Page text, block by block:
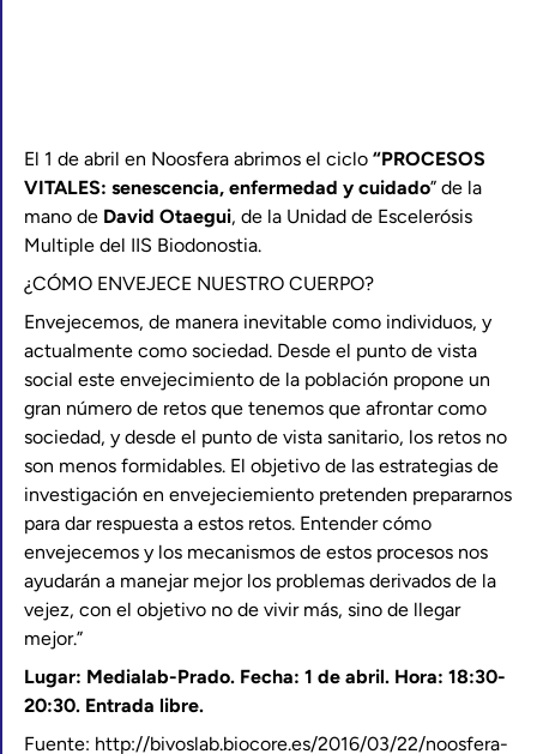
El 1 de abril en Noosfera abrimos el ciclo “PROCESOS
VITALES: senescencia, enfermedad y cuidado” de la
mano de David Otaegui, de la Unidad de Escelerósis
Multiple del IIS Biodonostia.
¿CÓMO ENVEJECE NUESTRO CUERPO?
Envejecemos, de manera inevitable como individuos, y
actualmente como sociedad. Desde el punto de vista
social este envejecimiento de la población propone un
gran número de retos que tenemos que afrontar como
sociedad, y desde el punto de vista sanitario, los retos no
son menos formidables. El objetivo de las estrategias de
investigación en envejeciemiento pretenden prepararnos
para dar respuesta a estos retos. Entender cómo
envejecemos y los mecanismos de estos procesos nos
ayudarán a manejar mejor los problemas derivados de la
vejez, con el objetivo no de vivir más, sino de llegar
mejor.”
Lugar: Medialab-Prado. Fecha: 1 de abril. Hora: 18:30-
20:30. Entrada libre.
Fuente: http://bivoslab.biocore.es/2016/03/22/noosfera-